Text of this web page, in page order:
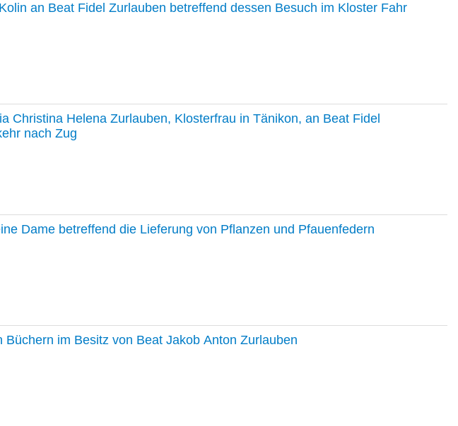
an Beat Fidel Zurlauben betreffend dessen Besuch im Kloster Fahr
Christina Helena Zurlauben, Klosterfrau in Tänikon, an Beat Fidel
nach Zug
Dame betreffend die Lieferung von Pflanzen und Pfauenfedern
Büchern im Besitz von Beat Jakob Anton Zurlauben